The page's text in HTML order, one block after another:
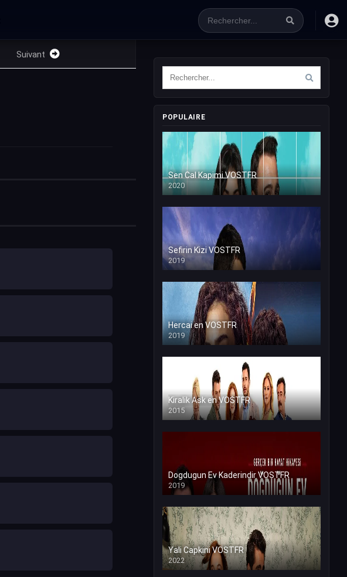
Suivant
POPULAIRE
Sen Cal Kapimi VOSTFR
2020
Sefirin Kizi VOSTFR
2019
Hercai en VOSTFR
2019
Kiralik Ask en VOSTFR
2015
Dogdugun Ev Kaderindir VOSTFR
2019
Yali Capkini VOSTFR
2022